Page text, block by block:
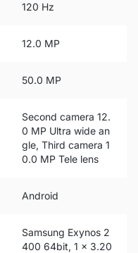
120 Hz
12.0 MP
50.0 MP
Second camera 12.
0 MP Ultra wide an
gle, Third camera 1
0.0 MP Tele lens
Android
Samsung Exynos 2
400 64bit, 1 x 3.20